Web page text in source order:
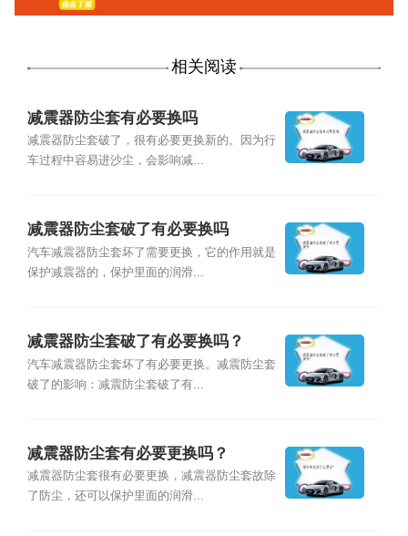
相关阅读
减震器防尘套有必要换吗
减震器防尘套破了，很有必要更换新的。因为行
车过程中容易进沙尘，会影响减...
减震器防尘套破了有必要换吗
汽车减震器防尘套坏了需要更换，它的作用就是
保护减震器的，保护里面的润滑...
减震器防尘套破了有必要换吗？
汽车减震器防尘套坏了有必要更换。减震防尘套
破了的影响：减震防尘套破了有...
减震器防尘套有必要更换吗？
减震器防尘套很有必要更换，减震器防尘套故除
了防尘，还可以保护里面的润滑...